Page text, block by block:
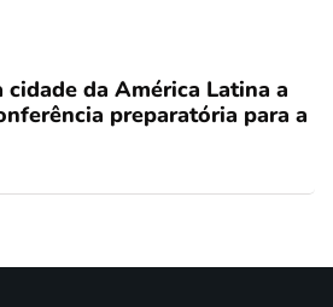
cidade da América Latina a
preparatória para a